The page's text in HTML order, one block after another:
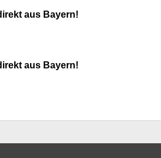
aus Bayern!
aus Bayern!